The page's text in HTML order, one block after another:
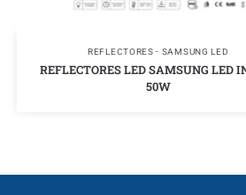
REFLECTORES - SAMSUNG LED
REFLECTORES LED SAMSUNG LED
50W